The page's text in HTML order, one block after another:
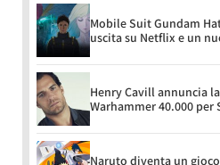
Mobile Suit Gundam
uscita su Netflix e un
Henry Cavill annuncia
Warhammer 40.000 per
Naruto diventa un